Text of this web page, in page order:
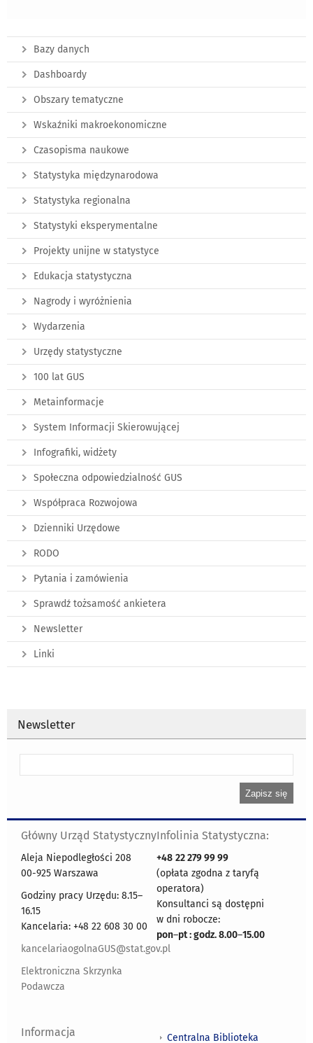
Bazy danych
Dashboardy
Obszary tematyczne
Wskaźniki makroekonomiczne
Czasopisma naukowe
Statystyka międzynarodowa
Statystyka regionalna
Statystyki eksperymentalne
Projekty unijne w statystyce
Edukacja statystyczna
Nagrody i wyróżnienia
Wydarzenia
Urzędy statystyczne
100 lat GUS
Metainformacje
System Informacji Skierowującej
Infografiki, widżety
Społeczna odpowiedzialność GUS
Współpraca Rozwojowa
Dzienniki Urzędowe
RODO
Pytania i zamówienia
Sprawdź tożsamość ankietera
Newsletter
Linki
Newsletter
Główny Urząd Statystyczny
Aleja Niepodległości 208
00-925 Warszawa
Godziny pracy Urzędu: 8.15–
16.15
Kancelaria: +48 22 608 30 00
kancelariaogolnaGUS@stat.gov.pl
Elektroniczna Skrzynka
Podawcza
Infolinia Statystyczna:
+48 22 279 99 99
(opłata zgodna z taryfą
operatora)
Konsultanci są dostępni
w dni robocze:
pon–pt : godz. 8.00–15.00
Informacja Centralna Biblioteka